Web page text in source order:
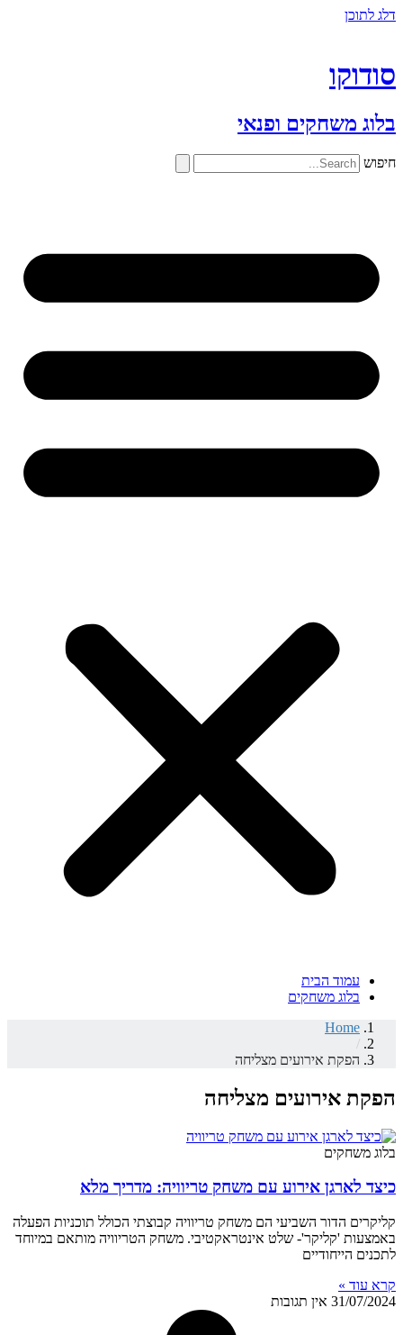
דלג לתוכן
סודוקו
בלוג משחקים ופנאי
חיפוש
עמוד הבית
בלוג משחקים
Home
/
הפקת אירועים מצליחה
הפקת אירועים מצליחה
בלוג משחקים
כיצד לארגן אירוע עם משחק טריוויה: מדריך מלא
קליקרים הדור השביעי הם משחק טריוויה קבוצתי הכולל תוכניות הפעלה
באמצעות 'קליקר'- שלט אינטראקטיבי. משחק הטריוויה מותאם במיוחד
לתכנים הייחודיים
קרא עוד »
31/07/2024 אין תגובות